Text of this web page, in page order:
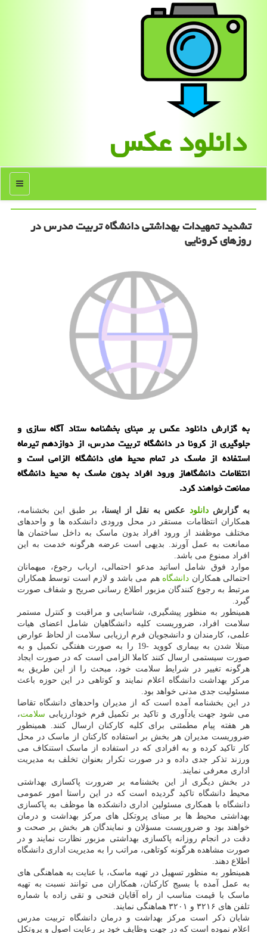
دانلود عكس
منو
تشدید تمهیدات بهداشتی دانشگاه تربیت مدرس در
روزهای كرونایی
به گزارش دانلود عكس بر مبنای بخشنامه ستاد آگاه سازی و
جلوگیری از كرونا در دانشگاه تربیت مدرس، از دوازدهم تیرماه
استفاده از ماسك در تمام محیط های دانشگاه الزامی است و
انتظامات دانشگاهاز ورود افراد بدون ماسك به محیط دانشگاه
ممانعت خواهند كرد.
به گزارشدانلود عکس به نقل از ایسنا، بر طبق این بخشنامه،
همکاران انتظامات مستقر در محل ورودی دانشکده ها و واحدهای
مختلف موظفند از ورود افراد بدون ماسک به داخل ساختمان ها
ممانعت به عمل آورند. بدیهی است عرضه هرگونه خدمت به این
افراد ممنوع می باشد.
موارد فوق شامل اساتید مدعو احتمالی، ارباب رجوع، میهمانان
احتمالی همکاران دانشگاه هم می باشد و لازم است توسط همکاران
مرتبط به رجوع کنندگان مزبور اطلاع رسانی صریح و شفاف صورت
گیرد.
همینطور به منظور پیشگیری، شناسایی و مراقبت و کنترل مستمر
سلامت افراد، ضروریست کلیه دانشگاهیان شامل اعضای هیات
علمی، کارمندان و دانشجویان فرم ارزیابی سلامت از لحاظ عوارض
مبتلا شدن به بیماری کووید -19 را به صورت هفتگی تکمیل و به
صورت سیستمی ارسال کنند کاملا الزامی است که در صورت ایجاد
هرگونه تغییر در شرایط سلامت خود، مبحث را از این طریق به
مرکز بهداشت دانشگاه اعلام نمایند و کوتاهی در این حوزه باعث
مسئولیت جدی مدنی خواهد بود.
در این بخشنامه آمده است که از مدیران واحدهای دانشگاه تقاضا
می شود جهت یادآوری و تاکید بر تکمیل فرم خودارزیابی سلامت،
هر هفته پیام مطمئنی برای کلیه کارکنان ارسال کنند. همینطور
ضروریست مدیران هر بخش بر استفاده کارکنان از ماسک در محل
کار تاکید کرده و به افرادی که در استفاده از ماسک استنکاف می
ورزند تذکر جدی داده و در صورت تکرار بعنوان تخلف به مدیریت
اداری معرفی نمایند.
در بخش دیگری از این بخشنامه بر ضرورت پاکسازی بهداشتی
محیط دانشگاه تاکید گردیده است که در این راستا امور عمومی
دانشگاه با همکاری مسئولین اداری دانشکده ها موظف به پاکسازی
بهداشتی محیط ها بر مبنای پروتکل های مرکز بهداشت و درمان
خواهند بود و ضروریست مسؤلان و نمایندگان هر بخش بر صحت و
دقت در انجام روزانه پاکسازی بهداشتی مزبور نظارت نمایند و در
صورت مشاهده هرگونه کوتاهی، مراتب را به مدیریت اداری دانشگاه
اطلاع دهند.
همینطور به منظور تسهیل در تهیه ماسک، با عنایت به هماهنگی های
به عمل آمده با بسیج کارکنان، همکاران می توانند نسبت به تهیه
ماسک با قیمت مناسب از راه آقایان فتحی و تقی زاده با شماره
تلفن های ۳۲۱۶ و ۳۲۰۱ هماهنگی نمایند.
شایان ذکر است مرکز بهداشت و درمان دانشگاه تربیت مدرس
اعلام نموده است که در جهت وظایف خود بر رعایت اصول و پروتکل